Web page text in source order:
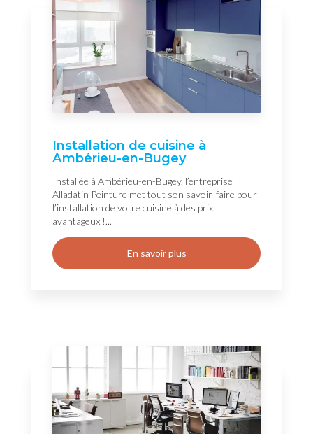
Installation de cuisine à
Ambérieu-en-Bugey
Installée à Ambérieu-en-Bugey, l’entreprise
Alladatin Peinture met tout son savoir-faire pour
l’installation de votre cuisine à des prix
avantageux !...
En savoir plus